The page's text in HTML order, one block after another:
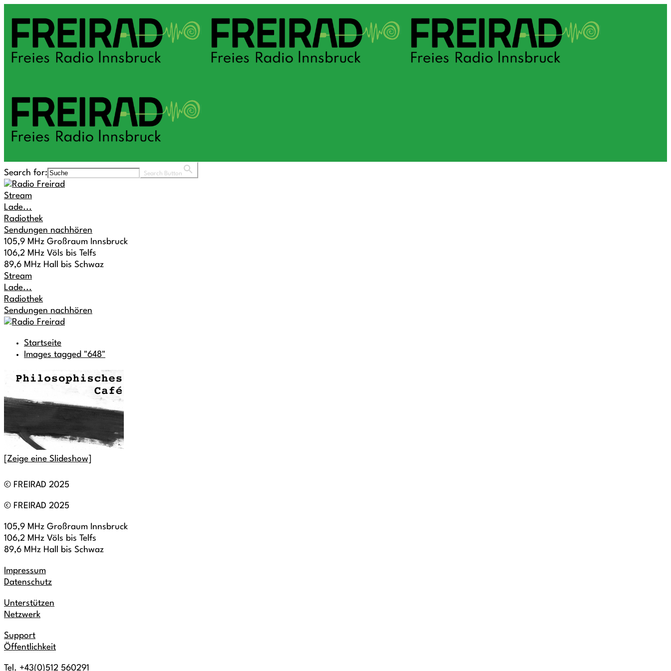
Search for: Search Button
Stream
Lade...
Radiothek
Sendungen nachhören
105,9 MHz Großraum Innsbruck
106,2 MHz Völs bis Telfs
89,6 MHz Hall bis Schwaz
Stream
Lade...
Radiothek
Sendungen nachhören
Startseite
Images tagged "648"
[Zeige eine Slideshow]
© FREIRAD 2025
© FREIRAD 2025
105,9 MHz Großraum Innsbruck
106,2 MHz Völs bis Telfs
89,6 MHz Hall bis Schwaz
Impressum
Datenschutz
Unterstützen
Netzwerk
Support
Öffentlichkeit
Tel. +43(0)512 560291